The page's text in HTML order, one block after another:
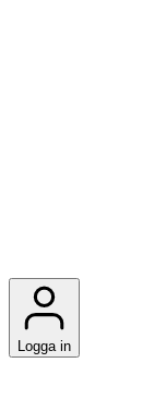
Logga in